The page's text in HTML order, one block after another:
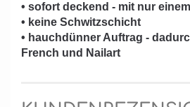
• sofort deckend - mit nur
• keine Schwitzschicht
• hauchdünner Auftrag -
French und Nailart